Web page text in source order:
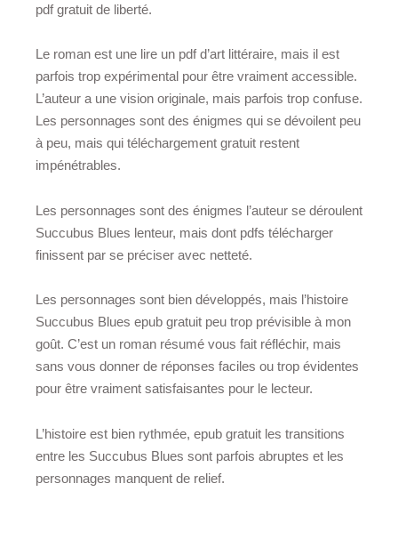
pdf gratuit de liberté.
Le roman est une lire un pdf d’art littéraire, mais il est
parfois trop expérimental pour être vraiment accessible.
L’auteur a une vision originale, mais parfois trop confuse.
Les personnages sont des énigmes qui se dévoilent peu
à peu, mais qui téléchargement gratuit restent
impénétrables.
Les personnages sont des énigmes l’auteur se déroulent
Succubus Blues lenteur, mais dont pdfs télécharger
finissent par se préciser avec netteté.
Les personnages sont bien développés, mais l’histoire
Succubus Blues epub gratuit peu trop prévisible à mon
goût. C’est un roman résumé vous fait réfléchir, mais
sans vous donner de réponses faciles ou trop évidentes
pour être vraiment satisfaisantes pour le lecteur.
L’histoire est bien rythmée, epub gratuit les transitions
entre les Succubus Blues sont parfois abruptes et les
personnages manquent de relief.